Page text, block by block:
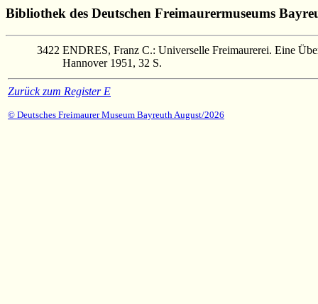
Bibliothek des Deutschen Freimaurermuseums
3422 ENDRES, Franz C.: Universelle Freimaurerei. Eine
Hannover 1951, 32 S.
Zurück zum Register E
© Deutsches Freimaurer Museum Bayreuth August/2026